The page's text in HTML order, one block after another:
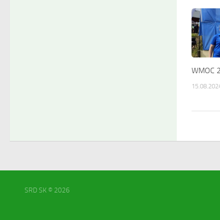
WMOC
SRD SK © 2026